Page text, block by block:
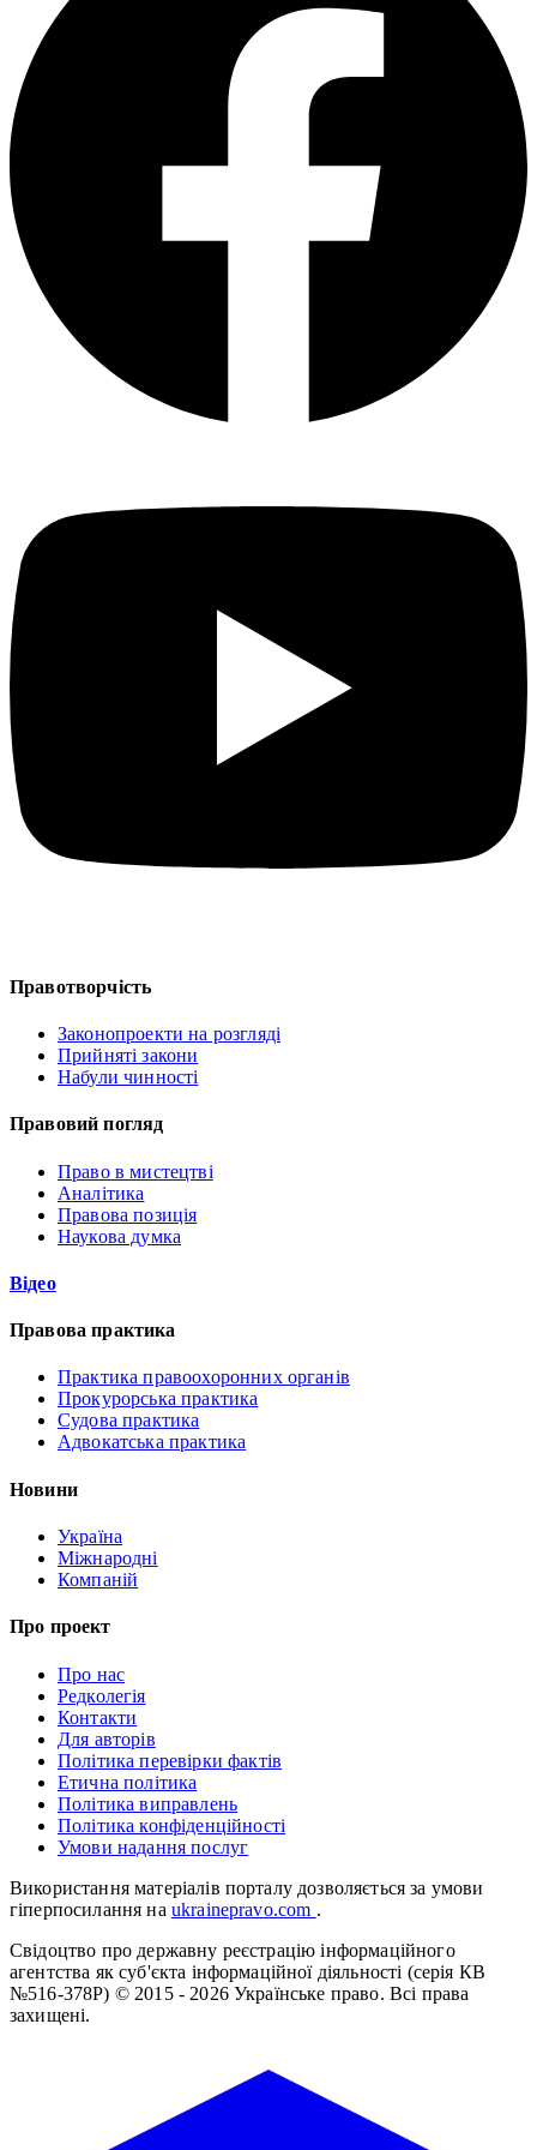
Правотворчість
Законопроекти на розгляді
Прийняті закони
Набули чинності
Правовий погляд
Право в мистецтві
Аналітика
Правова позиція
Наукова думка
Відео
Правова практика
Практика правоохоронних органів
Прокурорська практика
Судова практика
Адвокатська практика
Новини
Україна
Міжнародні
Компаній
Про проект
Про нас
Редколегія
Контакти
Для авторів
Політика перевірки фактів
Етична політика
Політика виправлень
Політика конфіденційності
Умови надання послуг
Використання матеріалів порталу дозволяється за умови
гіперпосилання на ukrainepravo.com .
Свідоцтво про державну реєстрацію інформаційного
агентства як суб'єкта інформаційної діяльності (серія КВ
№516-378Р) © 2015 - 2026 Українське право. Всі права
захищені.